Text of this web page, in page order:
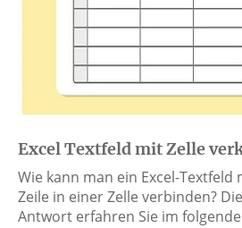
Excel Textfeld mit Zelle
Wie kann man ein Excel-
Zeile in einer Zelle verbinden?
Antwort erfahren Sie im